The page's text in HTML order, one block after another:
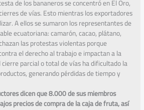
de los bananeros se concentró en El Oro,
de vías. Esto mientras los exportadores
A ellos se sumaron los representantes de
ecuatoriana: camarón, cacao, plátano,
las protestas violentas porque
el derecho al trabajo e impactan a la
parcial o total de vías ha dificultado la
generando pérdidas de tiempo y
dicen que 8.000 de sus miembros
precios de compra de la caja de fruta, así